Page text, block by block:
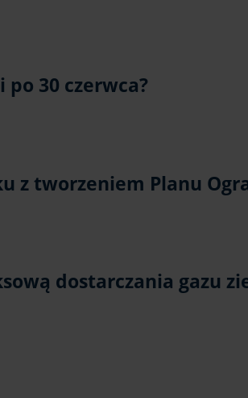
30 czerwca?
z tworzeniem Planu
dostarczania gazu